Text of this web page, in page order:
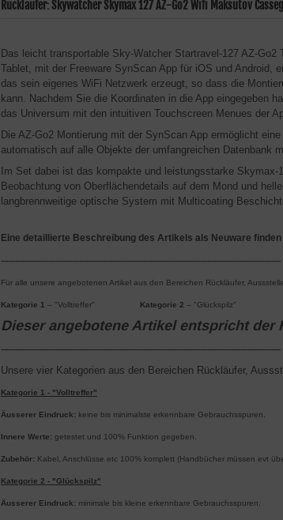
Rückläufer: Skywatcher Skymax 127 AZ-Go2 Wifi Maksutov
Das leicht transportable Sky-Watcher Startravel-127 AZ-
Tablet, mit der Freeware SynScan App für iOS und Android,
das sein eigenes WiFi Netzwerk erzeugt, so dass die
kann. Nachdem Sie die Koordinaten in die App eingegeben
das Universum mit den intuitiven Touchscreen Menues der
Die AZ-Go2 Montierung mit der SynScan App ermöglicht
automatisch auf alle Objekte der umfangreichen Datenbank
Im Set dabei ist das kompakte und leistungsstarke
Beobachtung von Oberflächendetails auf dem Mond und
langbrennweitige optische System mit Multicoating
Eine detaillierte Beschreibung des Artikels als Neuware
----------------------------------------------------------------------------------------------------------------------
Für alle unsere angebotenen Artikel aus den Bereichen Rückläufer,
Kategorie 1 – "Volltreffer" Kategorie 2 – "Glückspilz"
Dieser angebotene Artikel entspricht der
----------------------------------------------------------------------------------------------------------------------
Unsere vier Kategorien aus den Bereichen Rückläufer,
Kategorie 1 - "Volltreffer"
Äusserer Eindruck: keine bis minimalste erkennbare Gebrauchsspuren.
Innere Werte: getestet und 100% Funktion gegeben.
Zubehör: Kabel, Anschlüsse etc 100% komplett (Handbücher müssen evt
Kategorie 2 - "Glückspilz"
Äusserer Eindruck: minimale bis kleine erkennbare Gebrauchsspuren.